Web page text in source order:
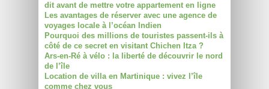
dit avant de mettre votre appartement en ligne
Les avantages de réserver avec une agence de
voyages locale à l’océan Indien
Pourquoi des millions de touristes passent-ils à
côté de ce secret en visitant Chichen Itza ?
Ars-en-Ré à vélo : la liberté de découvrir le nord
de l’île
Location de villa en Martinique : vivez l’île
comme chez vous